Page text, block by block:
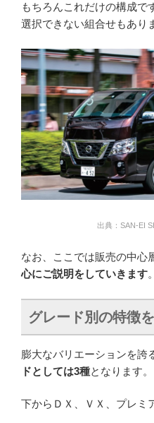
もちろんこれだけの構成で
選択できない組合せもあり
出典：SAN-EI
なお、ここでは販売の中心
心にご説明をしていきます。
グレード別の特徴
膨大なバリエーションを誇
ドとしては3種となります。
下からＤＸ、ＶＸ、プレミ